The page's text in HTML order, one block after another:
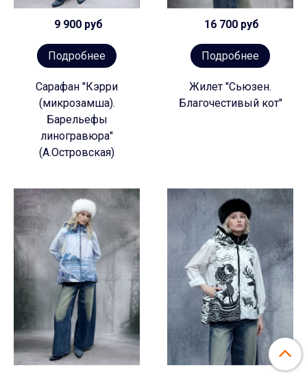
9 900 руб
Подробнее
Сарафан "Кэрри
(микрозамша).
Барельефы
линогравюра"
(А.Островская)
16 700 руб
Подробнее
Жилет "Сьюзен.
Благочестивый кот"